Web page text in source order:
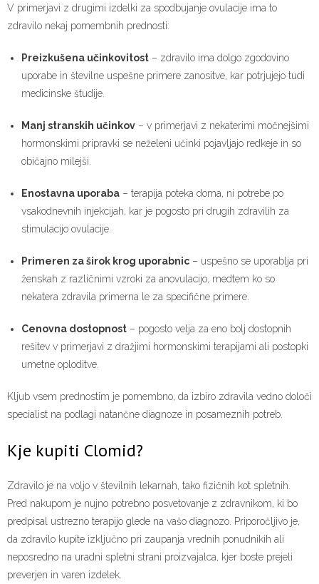
V primerjavi z drugimi izdelki za spodbujanje ovulacije ima to
zdravilo nekaj pomembnih prednosti:
Preizkušena učinkovitost – zdravilo ima dolgo zgodovino
uporabe in številne uspešne primere zanositve, kar potrjujejo tudi
medicinske študije.
Manj stranskih učinkov – v primerjavi z nekaterimi močnejšimi
hormonskimi pripravki se neželeni učinki pojavljajo redkeje in so
običajno milejši.
Enostavna uporaba – terapija poteka doma, ni potrebe po
vsakodnevnih injekcijah, kar je pogosto pri drugih zdravilih za
stimulacijo ovulacije.
Primeren za širok krog uporabnic – uspešno se uporablja pri
ženskah z različnimi vzroki za anovulacijo, medtem ko so
nekatera zdravila primerna le za specifične primere.
Cenovna dostopnost – pogosto velja za eno bolj dostopnih
rešitev v primerjavi z dražjimi hormonskimi terapijami ali postopki
umetne oploditve.
Kljub vsem prednostim je pomembno, da izbiro zdravila vedno določi
specialist na podlagi natančne diagnoze in posameznih potreb.
Kje kupiti Clomid?
Zdravilo je na voljo v številnih lekarnah, tako fizičnih kot spletnih.
Pred nakupom je nujno potrebno posvetovanje z zdravnikom, ki bo
predpisal ustrezno terapijo glede na vašo diagnozo. Priporočljivo je,
da zdravilo kupite izključno pri zaupanja vrednih ponudnikih ali
neposredno na uradni spletni strani proizvajalca, kjer boste prejeli
preverjen in varen izdelek.